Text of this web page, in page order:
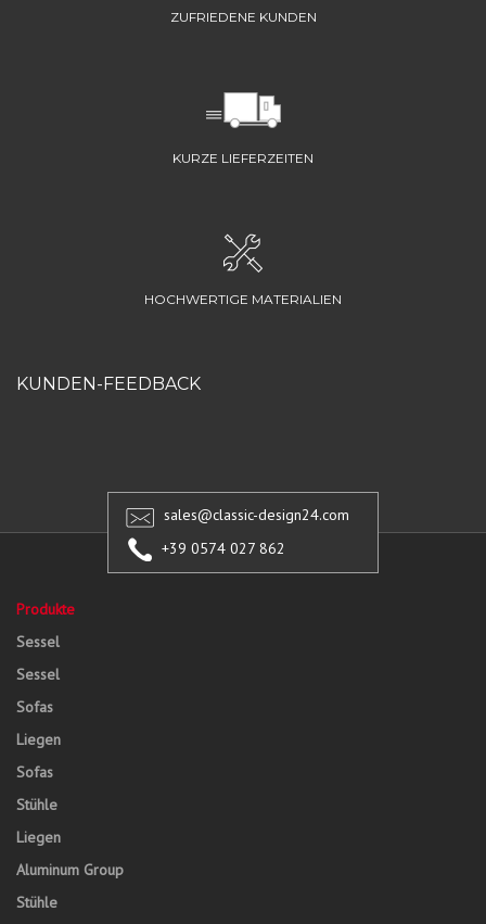
ZUFRIEDENE KUNDEN
KURZE LIEFERZEITEN
HOCHWERTIGE MATERIALIEN
KUNDEN-FEEDBACK
sales@classic-design24.com
+39 0574 027 862
Produkte
Sessel
Sessel
Sofas
Liegen
Sofas
Stühle
Liegen
Aluminum Group
Stühle